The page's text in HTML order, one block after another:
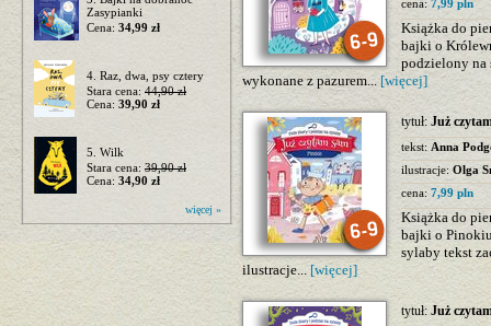
Zasypianki
Cena: 34,99 zł
4. Raz, dwa, psy cztery
Stara cena: 44,90 zł
Cena: 39,90 zł
5. Wilk
Stara cena: 39,90 zł
Cena: 34,90 zł
więcej »
cena: 7,99 pln
Książka do
bajki o
podzielony na
wykonane z pazurem... [więcej]
tytuł: Już
tekst: Anna
ilustracje: Olga
cena: 7,99 pln
Książka do
bajki o
sylaby tekst
ilustracje... [więcej]
tytuł: Już